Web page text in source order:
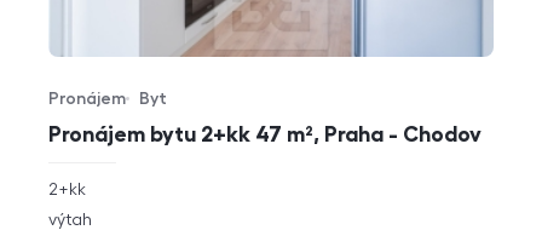
Pronájem bytu 2+kk 47 m², Praha - Chodov
Typ nabídky
Pronájem
Typ nemovitosti
Byt
rozměry
dispozice
2+kk
funkce
výtah